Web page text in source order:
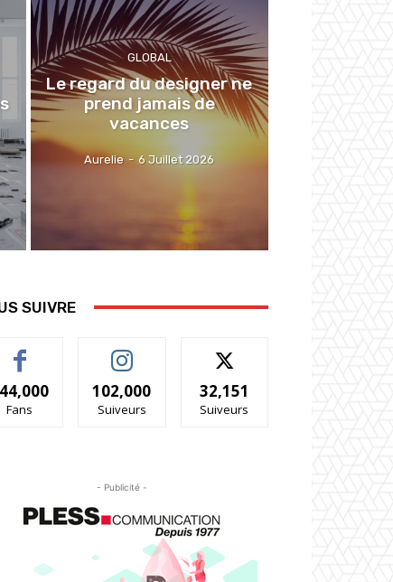
GLOBAL
Le regard du designer ne
prend jamais de
vacances
Aurelie - 6 Juillet 2026
SUIVRE
Fans
102,000
Suiveurs
32,151
Suiveurs
- Publicité -